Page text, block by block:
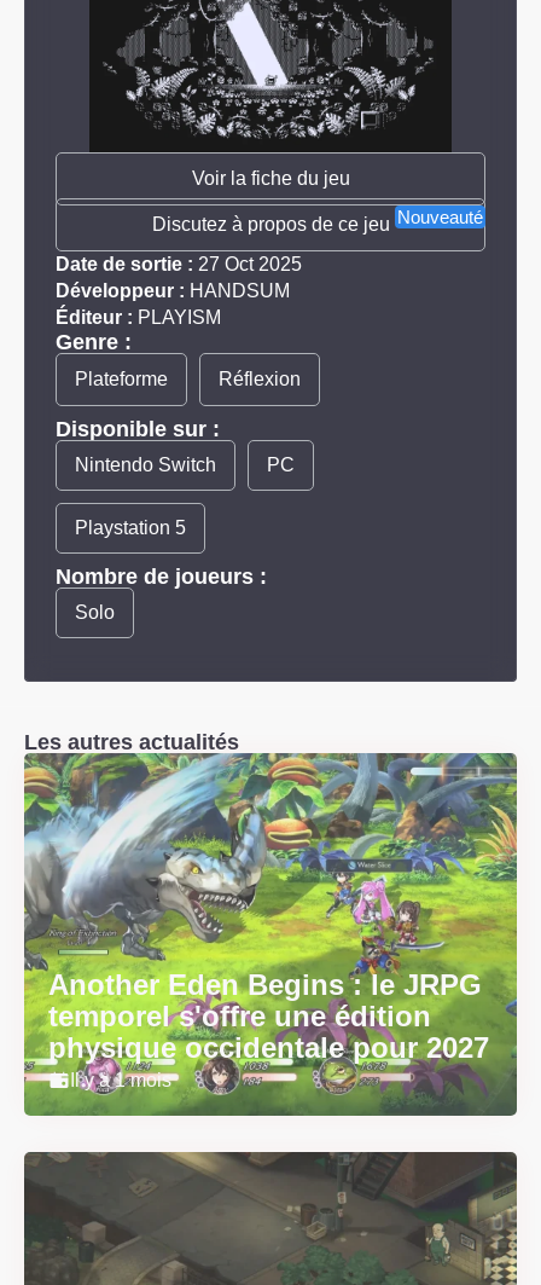
Voir la fiche du jeu
Nouveauté
Discutez à propos de ce jeu
Date de sortie : 27 Oct 2025
Développeur : HANDSUM
Éditeur : PLAYISM
Genre :
Plateforme Réflexion
Disponible sur :
Nintendo Switch PC
Playstation 5
Nombre de joueurs :
Solo
Les autres actualités
Another Eden Begins : le JRPG
temporel s'offre une édition
physique occidentale pour 2027
Il y a 1 mois